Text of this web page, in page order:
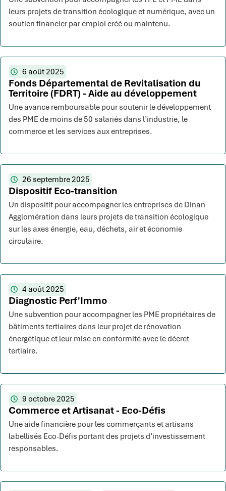
leurs projets de transition écologique et numérique, avec un
soutien financier par emploi créé ou maintenu.
6 août 2025
Fonds Départemental de Revitalisation du
Territoire (FDRT) - Aide au développement
Une avance remboursable pour soutenir le développement
des PME de moins de 50 salariés dans l’industrie, le
commerce et les services aux entreprises.
26 septembre 2025
Dispositif Eco-transition
Un dispositif pour accompagner les entreprises de Dinan
Agglomération dans leurs projets de transition écologique
sur les axes énergie, eau, déchets, air et économie
circulaire.
4 août 2025
Diagnostic Perf'Immo
Une subvention pour accompagner les PME propriétaires de
bâtiments tertiaires dans leur projet de rénovation
énergétique et leur mise en conformité avec le décret
tertiaire.
9 octobre 2025
Commerce et Artisanat - Eco-Défis
Une aide financière pour les commerçants et artisans
labellisés Eco-Défis portant des projets d’investissement
responsables.